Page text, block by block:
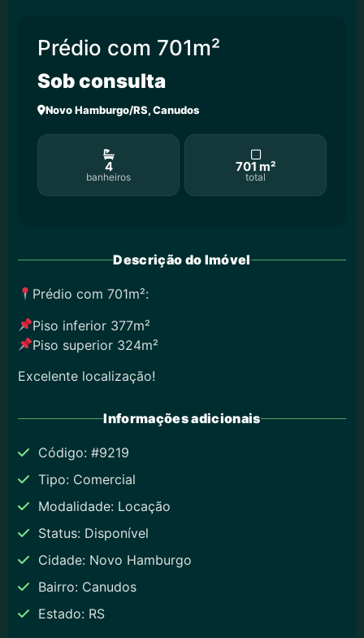
Prédio com 701m²
Sob consulta
Novo Hamburgo/RS, Canudos
4
banheiros
701 m²
total
Descrição do Imóvel
Prédio com 701m²:
Piso inferior 377m²
Piso superior 324m²
Excelente localização!
Informações adicionais
Código: #9219
Tipo: Comercial
Modalidade: Locação
Status: Disponível
Cidade: Novo Hamburgo
Bairro: Canudos
Estado: RS